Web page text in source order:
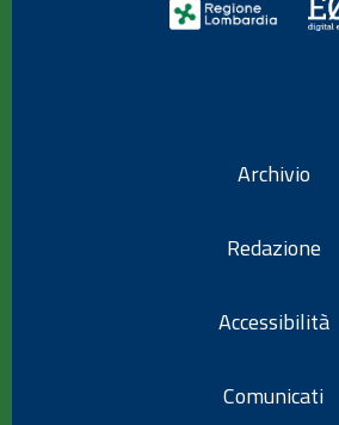
Archivio
Redazione
Accessibilità
Comunicati